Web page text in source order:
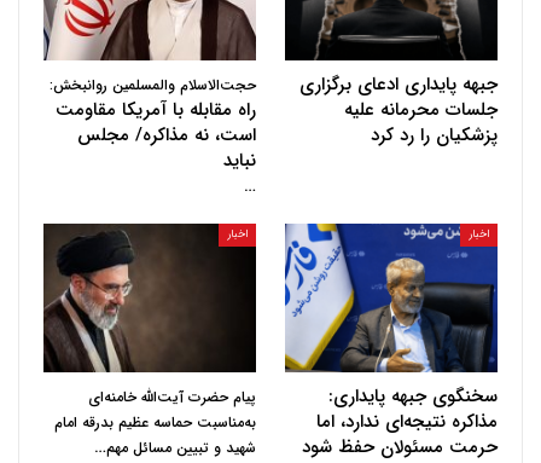
جبهه پایداری ادعای برگزاری
جلسات محرمانه علیه
پزشکیان را رد کرد
حجت‌الاسلام والمسلمین روانبخش:
راه مقابله با آمریکا مقاومت
است، نه مذاکره/ مجلس
نباید
…
اخبار
سخنگوی جبهه پایداری:
مذاکره نتیجه‌ای ندارد، اما
حرمت مسئولان حفظ شود
اخبار
پیام حضرت آیت‌الله خامنه‌ای
به‌مناسبت حماسه عظیم بدرقه امام
شهید و تبیین مسائل مهم…